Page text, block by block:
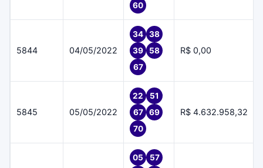
60
5844 04/05/2022
34
38
39
58
67
R$ 0,00
5845 05/05/2022
22
51
67
69
70
R$ 4.632.958,32
05
57